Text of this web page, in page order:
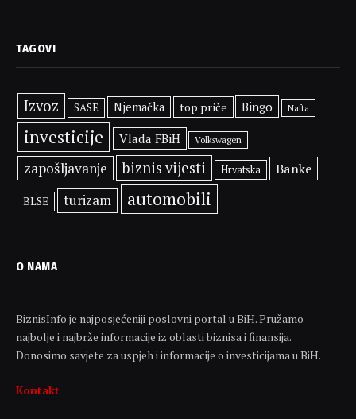
TAGOVI
Izvoz SASE Njemačka top priče Bingo Nafta
investicije Vlada FBiH Volkswagen
zapošljavanje biznis vijesti Hrvatska Banke
BLSE turizam automobili
O NAMA
BiznisInfo je najposjećeniji poslovni portal u BiH. Pružamo
najbolje i najbrže informacije iz oblasti biznisa i finansija.
Donosimo savjete za uspjeh i informacije o investicijama u BiH.
Kontakt